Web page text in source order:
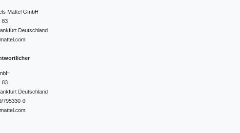
Mattel GmbH
83
Deutschland
83
Deutschland
795330-0